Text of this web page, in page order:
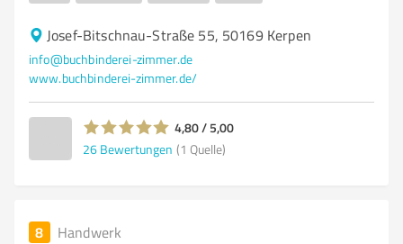
Josef-Bitschnau-Straße 55, 50169 Kerpen
info@buchbinderei-zimmer.de
www.buchbinderei-zimmer.de/
4,80 / 5,00
26 Bewertungen (1 Quelle)
8 Handwerk